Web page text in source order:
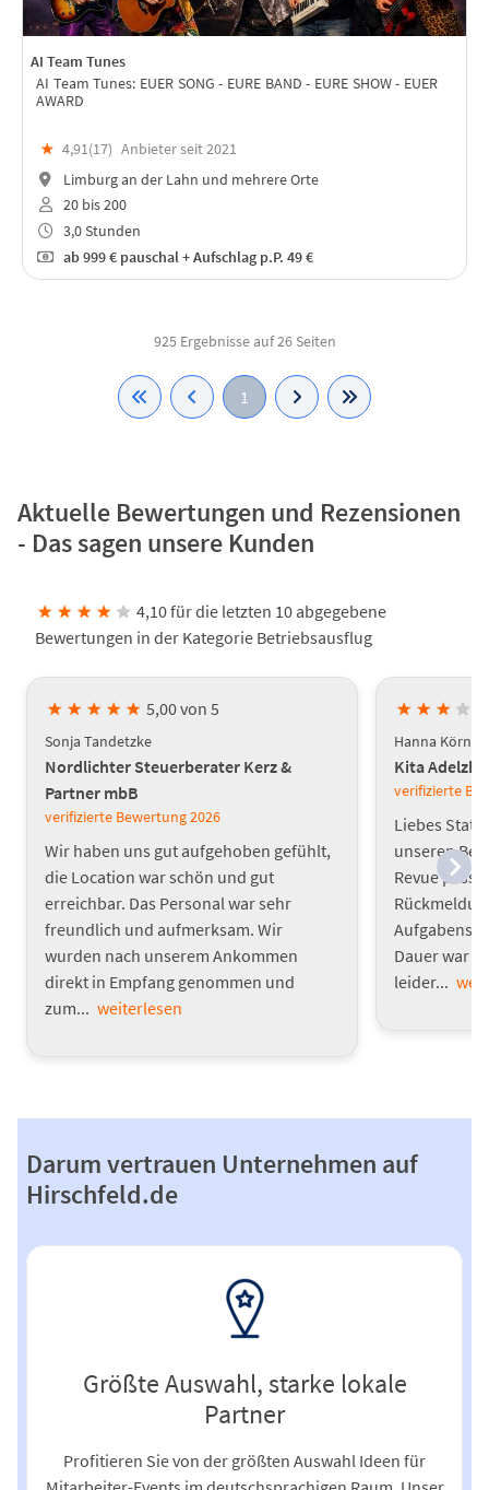
AI Team Tunes
AI Team Tunes: EUER SONG - EURE BAND - EURE SHOW - EUER
AWARD
★ 4,91(17) Anbieter seit 2021
Limburg an der Lahn und mehrere Orte
20 bis 200
3,0 Stunden
ab999 € pauschal + Aufschlag p.P. 49 €
925 Ergebnisse auf 26 Seiten
1
Aktuelle Bewertungen und Rezensionen
- Das sagen unsere Kunden
★ ★ ★ ★ ★ 4,10 für die letzten 10 abgegebene
Bewertungen in der Kategorie Betriebsausflug
★ ★ ★ ★ ★ 5,00 von 5
Sonja Tandetzke
Nordlichter Steuerberater Kerz &
Partner mbB
verifizierte Bewertung2026
Wir haben uns gut aufgehoben gefühlt,
die Location war schön und gut
erreichbar. Das Personal war sehr
freundlich und aufmerksam. Wir
wurden nach unserem Ankommen
direkt in Empfang genommen und
zum... weiterlesen
★ ★ ★ ★
Hanna Körner
Kita
verifizierte
Liebes
unseren
Revue
Dauer war
leider...
Darum vertrauen Unternehmen auf
Hirschfeld.de
Größte Auswahl, starke lokale
Partner
Profitieren Sie von der größten Auswahl Ideen für